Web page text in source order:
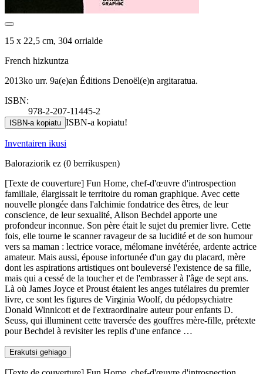
15 x 22,5 cm, 304 orrialde
French hizkuntza
2013ko urr. 9a(e)an Éditions Denoël(e)n argitaratua.
ISBN:
978-2-207-11445-2
ISBN-a kopiatu ISBN-a kopiatu!
Inventairen ikusi
Baloraziorik ez (0 berrikuspen)
[Texte de couverture] Fun Home, chef-d'œuvre d'introspection
familiale, élargissait le territoire du roman graphique. Avec cette
nouvelle plongée dans l'alchimie fondatrice des êtres, de leur
conscience, de leur sexualité, Alison Bechdel apporte une
profondeur inconnue. Son père était le sujet du premier livre. Cette
fois, elle tourne le scanner ravageur de sa lucidité et de son humour
vers sa maman : lectrice vorace, mélomane invétérée, ardente actrice
amateur. Mais aussi, épouse infortunée d'un gay du placard, mère
dont les aspirations artistiques ont bouleversé l'existence de sa fille,
mais qui a cessé de la toucher et de l'embrasser à l'âge de sept ans.
Là où James Joyce et Proust étaient les anges tutélaires du premier
livre, ce sont les figures de Virginia Woolf, du pédopsychiatre
Donald Winnicott et de l'extraordinaire auteur pour enfants D.
Seuss, qui illuminent cette traversée des gouffres mère-fille, prétexte
pour Bechdel à revisiter les replis d'une enfance …
Erakutsi gehiago